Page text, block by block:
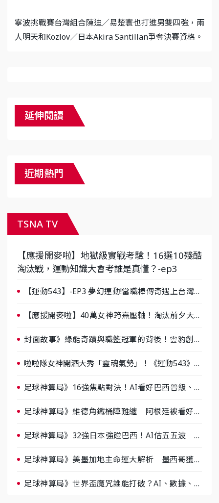
寧波挑戰賽台灣組合陳迪／易楚寰也打進男雙四強，兩
人明天和Kozlov／日本Akira Santillan爭奪決賽資格。
延伸閱讀
近期熱門
TSNA TV
【應援開麥啦】地獄級實戰考驗！16選10殘酷
淘汰戰，運動知識大會考誰是真懂？-ep3
【運動543】-EP3 夢幻連動!當職棒傳奇遇上台灣女
【應援開麥啦】40萬女神筠熹壓軸！淘汰前夕大混
封面故事》綠能奇蹟與職籃冠軍的背後！雲豹創辦
啦啦隊女神開酒大秀「靈魂氣勢」！《運動543》微
足球神算局》16強焦點對決！AI看好巴西晉級、數
足球神算局》維德角鐵桶陣難纏 阿根廷被看好下
足球神算局》32強日本強碰巴西！AI估五五波 牛
足球神算局》美墨加地主命運大解析 墨西哥獲數
足球神算局》世界盃魔咒誰能打破？AI、數據、塔